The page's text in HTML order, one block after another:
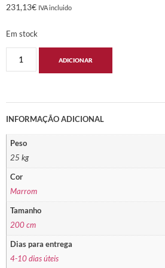
231,13€ IVA incluido
Em stock
ADICIONAR
INFORMAÇÃO ADICIONAL
Peso
25 kg
Cor
Marrom
Tamanho
200 cm
Dias para entrega
4-10 dias úteis